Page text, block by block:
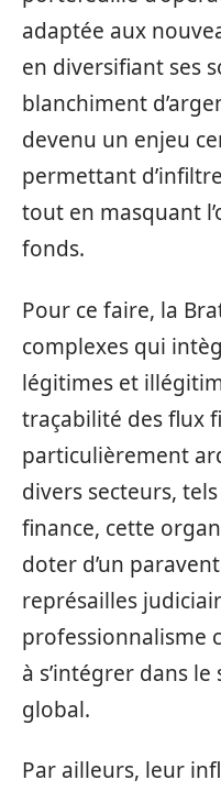
adaptée aux
en diversifiant ses
blanchiment
devenu un enjeu
permettant
tout en masquant
fonds.
Pour ce faire, la
complexes qui
légitimes et
traçabilité des flux
particulièrement
divers secteurs,
finance, cette
doter d’un
représailles
professionnalisme
à s’intégrer dans
global.
Par ailleurs, leur